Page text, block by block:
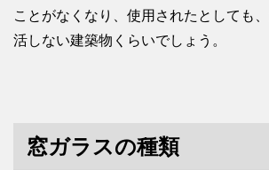
ことがなくなり、使用されたとしても
活しない建築物くらいでしょう。
窓ガラスの種類